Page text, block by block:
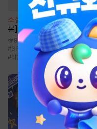
소설
[BL] 작업의 정석 [단행
본]
8.6천
#3인칭시점 #후회공 #현대물 #잔망수
#리맨물